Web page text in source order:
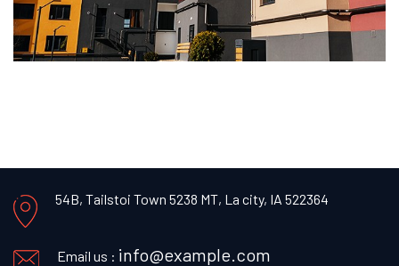
54B, Tailstoi Town 5238 MT, La city, IA 522364
Email us : info@example.com